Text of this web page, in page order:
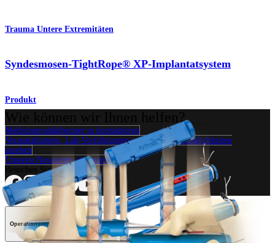
Trauma Untere Extremitäten
Syndesmosen-TightRope® XP-Implantatsystem
Produkt
Wie können wir Ihnen helfen?
Medizinproduktberater:in kontaktieren
Veranstaltungen, Lab-Vorführungen und Schulungsmöglichkeiten
ansehen
Unseren Newsletter abonnieren
Besuchen Sie uns
Operationsverfahren